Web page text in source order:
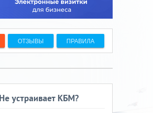
ОТЗЫВЫ ПРАВИЛА
Не устраивает КБМ?